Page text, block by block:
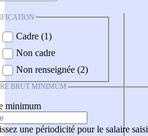
Cadre (1)
Non cadre
Non renseignée (2)
BRUT MINIMUM
minimum
une périodicité pour le salaire saisi